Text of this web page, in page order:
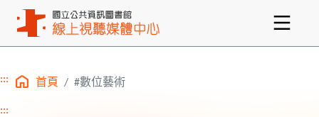
主要內容區塊
::: 首頁 #數位藝術
:::